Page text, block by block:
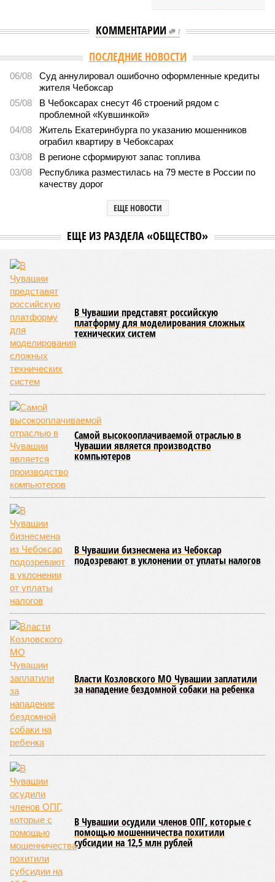
КОММЕНТАРИИ 1
ПОСЛЕДНИЕ НОВОСТИ
06/08
Суд аннулировал ошибочно оформленные кредиты
жителя Чебоксар
05/08
В Чебоксарах снесут 46 строений рядом с
проблемной «Кувшинкой»
04/08
Житель Екатеринбурга по указанию мошенников
ограбил квартиру в Чебоксарах
03/08
В регионе сформируют запас топлива
03/08
Республика разместилась на 79 месте в России по
качеству дорог
ЕЩЕ НОВОСТИ
ЕЩЕ ИЗ РАЗДЕЛА «ОБЩЕСТВО»
В Чувашии представят российскую
платформу для моделирования сложных
технических систем
Самой высокооплачиваемой отраслью в
Чувашии является производство
компьютеров
В Чувашии бизнесмена из Чебоксар
подозревают в уклонении от уплаты налогов
Власти Козловского МО Чувашии заплатили
за нападение бездомной собаки на ребенка
В Чувашии осудили членов ОПГ, которые с
помощью мошенничества похитили
субсидии на 12,5 млн рублей